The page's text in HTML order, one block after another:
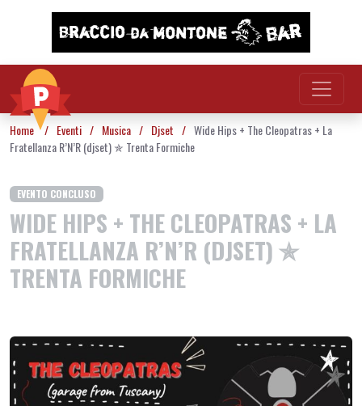
Vai al contenuto
Home / Eventi / Musica / Djset / Wide Hips + The Cleopatras + La
Fratellanza R’N’R (djset) ✯ Trenta Formiche
EVENTO CONCLUSO
WIDE HIPS + THE CLEOPATRAS + LA
FRATELLANZA R’N’R (DJSET) ✯
TRENTA FORMICHE